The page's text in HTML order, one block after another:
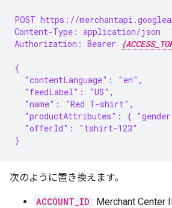
POST https://
Content-Type: application/json
Authorization: Bearer
{
  "contentLanguage": "en",
  "feedLabel": "US",
  "name": "Red T-shirt",
"productAttributes": {
  "offerId": "tshirt-123"
}
次のように置き換えます。
ACCOUNT_ID : Merchant Center